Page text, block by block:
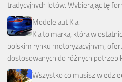
tradycyjnych lotów. Wybierając tę
Modele aut Kia.
Kia to marka, która w
polskim rynku motoryzacyjnym,
dostosowanych do różnych potrzeb
Wszystko co musisz